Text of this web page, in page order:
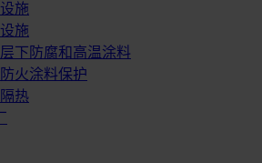
施
设施
下防腐和高温涂料
火涂料保护
热